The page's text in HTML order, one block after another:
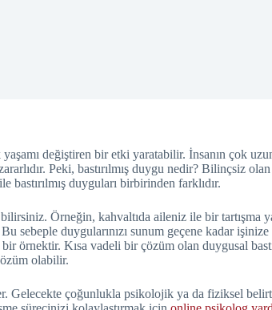
yaşamı değiştiren bir etki yaratabilir. İnsanın çok
Peki, bastırılmış duygu nedir? Bilinçsiz olan
bastırılmış duyguları birbirinden farklıdır.
bilirsiniz. Örneğin, kahvaltıda aileniz ile bir tartışma
sebeple duygularınızı sunum geçene kadar
örnektir. Kısa vadeli bir çözüm olan duygusal
olabilir.
Gelecekte çoğunlukla psikolojik ya da fiziksel